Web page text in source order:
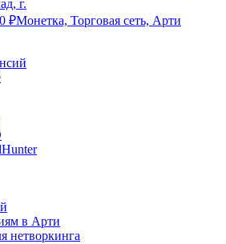
г.
₽Монетка, Торговая сеть, Арти
в Арти
нетворкинга